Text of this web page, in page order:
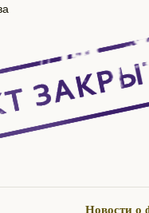
Новости о